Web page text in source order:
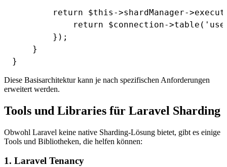
return $this->shardManager-
return $connection-
        });
    }
Diese Basisarchitektur kann je nach spezifischen Anforderungen
erweitert werden.
Tools und Libraries für Laravel Sharding
Obwohl Laravel keine native Sharding-Lösung bietet, gibt es einige
Tools und Bibliotheken, die helfen können:
1. Laravel Tenancy